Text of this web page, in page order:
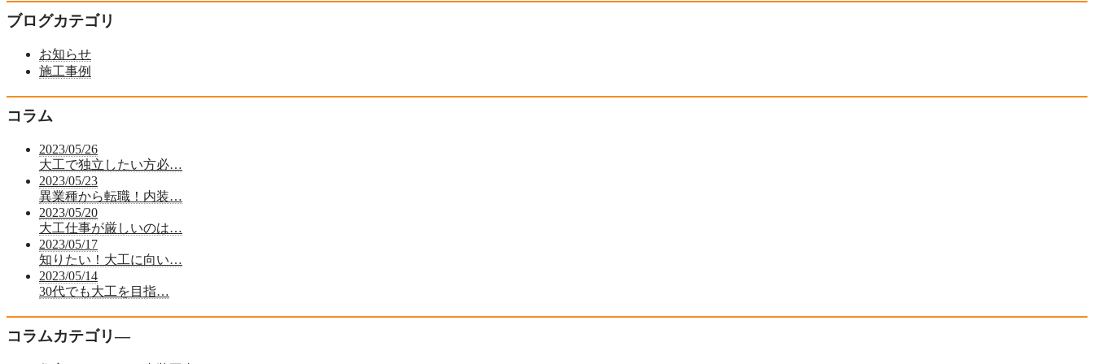
ブログカテゴリ
お知らせ
施工事例
コラム
2023/05/26
大工で独立したい方必…
2023/05/23
異業種から転職！内装…
2023/05/20
大工仕事が厳しいのは…
2023/05/17
知りたい！大工に向い…
2023/05/14
30代でも大工を目指…
コラムカテゴリ―